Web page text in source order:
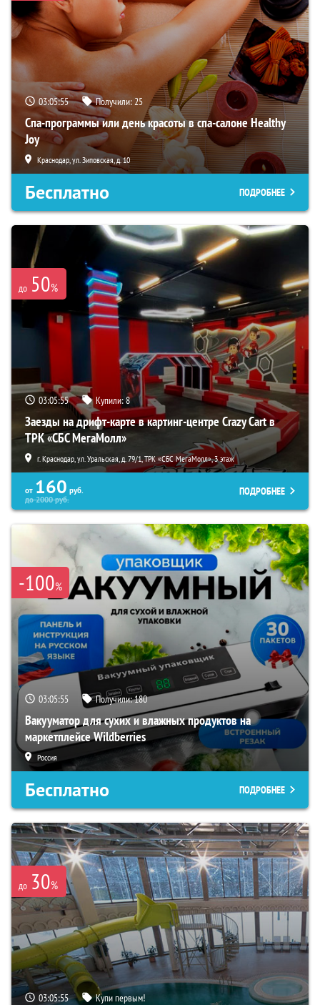
03:05:54 Получили:25
Спа-программы или день красоты в спа-салоне Healthy
Joy
Краснодар, ул. Зиповская, д. 10
Бесплатно ПОДРОБНЕЕ
до 50%
03:05:54 Купили:8
Заезды на дрифт-карте в картинг-центре Crazy Cart в
ТРК «СБС МегаМолл»
г. Краснодар, ул. Уральская, д. 79/1, ТРК «СБС МегаМолл», 3 этаж
от 160 руб.
до2000руб.
ПОДРОБНЕЕ
-100%
03:05:54 Получили:180
Вакууматор для сухих и влажных продуктов на
маркетплейсе Wildberries
Россия
Бесплатно ПОДРОБНЕЕ
до 30%
03:05:54 Купи первым!